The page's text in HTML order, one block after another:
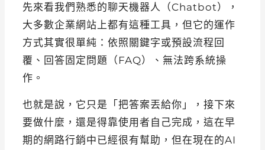
先來看我們熟悉的聊天機器人（Chatbot），
大多數企業網站上都有這種工具，但它的運作
方式其實很單純：依照關鍵字或預設流程回
覆、回答固定問題（FAQ）、無法跨系統操
作。
也就是說，它只是「把答案丟給你」，接下來
要做什麼，還是得靠使用者自己完成，這在早
期的網路行銷中已經很有幫助，但在現在的AI